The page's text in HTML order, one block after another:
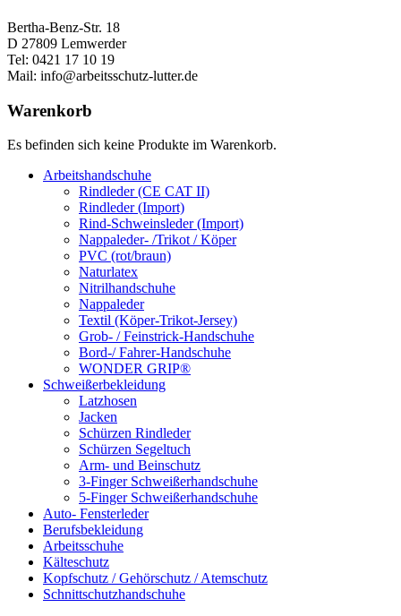
Bertha-Benz-Str. 18
D 27809 Lemwerder
Tel: 0421 17 10 19
Mail: info@arbeitsschutz-lutter.de
Warenkorb
Es befinden sich keine Produkte im Warenkorb.
Arbeitshandschuhe
Rindleder (CE CAT II)
Rindleder (Import)
Rind-Schweinsleder (Import)
Nappaleder- /Trikot / Köper
PVC (rot/braun)
Naturlatex
Nitrilhandschuhe
Nappaleder
Textil (Köper-Trikot-Jersey)
Grob- / Feinstrick-Handschuhe
Bord-/ Fahrer-Handschuhe
WONDER GRIP®
Schweißerbekleidung
Latzhosen
Jacken
Schürzen Rindleder
Schürzen Segeltuch
Arm- und Beinschutz
3-Finger Schweißerhandschuhe
5-Finger Schweißerhandschuhe
Auto- Fensterleder
Berufsbekleidung
Arbeitsschuhe
Kälteschutz
Kopfschutz / Gehörschutz / Atemschutz
Schnittschutzhandschuhe